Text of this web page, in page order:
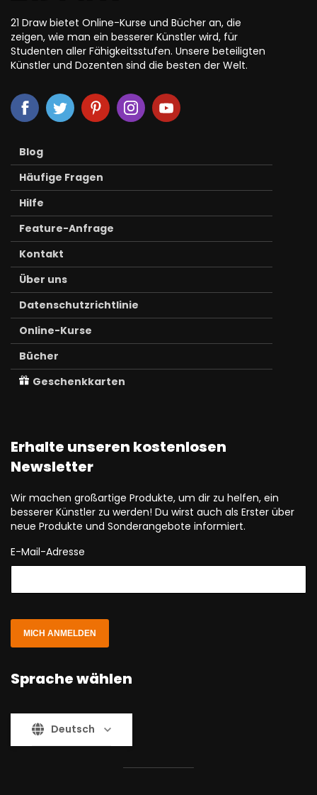
21 Draw bietet Online-Kurse und Bücher an, die
zeigen, wie man ein besserer Künstler wird, für
Studenten aller Fähigkeitsstufen. Unsere beteiligten
Künstler und Dozenten sind die besten der Welt.
Blog
Häufige Fragen
Hilfe
Feature-Anfrage
Kontakt
Über uns
Datenschutzrichtlinie
Online-Kurse
Bücher
Geschenkkarten
Erhalte unseren kostenlosen
Newsletter
Wir machen großartige Produkte, um dir zu helfen, ein
besserer Künstler zu werden! Du wirst auch als Erster über
neue Produkte und Sonderangebote informiert.
E-Mail-Adresse
MICH ANMELDEN
Sprache wählen
Deutsch